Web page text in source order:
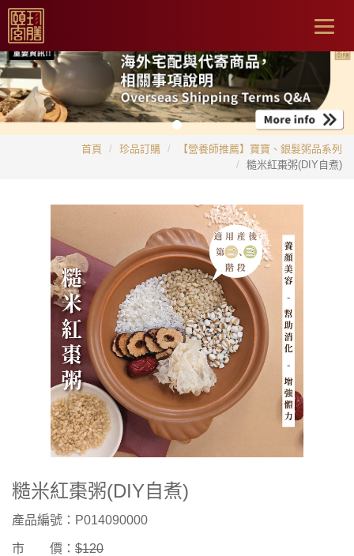
首頁 珍品訂購
【營養師推薦】寶寶、銀髮粥品系列
糙米紅棗粥(DIY自煮)
糙米紅棗粥(DIY自煮)
產品編號：P014090000
市 價： $120